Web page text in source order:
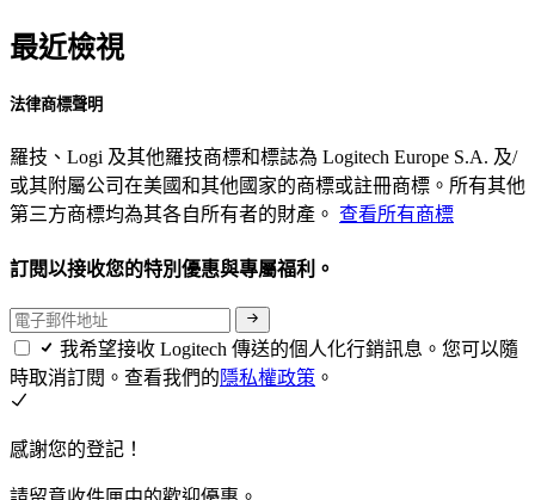
最近檢視
法律商標聲明
羅技、Logi 及其他羅技商標和標誌為 Logitech Europe S.A. 及/
或其附屬公司在美國和其他國家的商標或註冊商標。所有其他
第三方商標均為其各自所有者的財產。 查看所有商標
訂閱以接收您的特別優惠與專屬福利。
我希望接收 Logitech 傳送的個人化行銷訊息。您可以隨
時取消訂閱。查看我們的隱私權政策 。
感謝您的登記！